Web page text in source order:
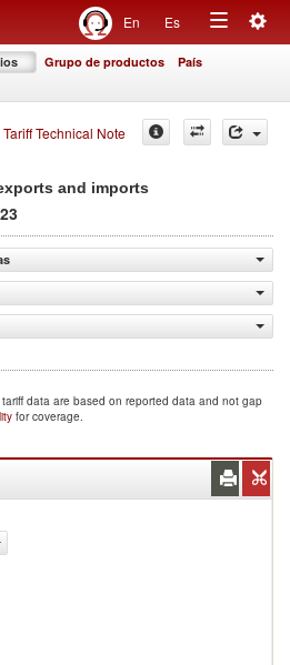
En Es
Toggle
Grupo de productos País
Technical Note
and imports
data are based on reported data and not gap
for coverage.